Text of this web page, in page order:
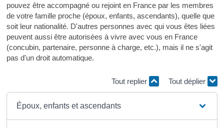
pouvez être accompagné ou rejoint en France par les membres
de votre famille proche (époux, enfants, ascendants), quelle que
soit leur nationalité. D'autres personnes avec qui vous êtes liées
peuvent aussi être autorisées à vivre avec vous en France
(concubin, partenaire, personne à charge, etc.), mais il ne s'agit
pas d'un droit automatique.
Tout replier Tout déplier
Époux, enfants et ascendants